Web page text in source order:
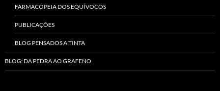
FARMACOPEIA DOS EQUÍVOCOS
PUBLICAÇÕES
BLOG PENSADOS A TINTA
BLOG: DA PEDRA AO GRAFENO